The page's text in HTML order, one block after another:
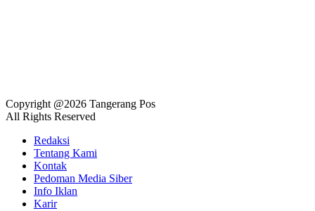
Copyright @2026 Tangerang Pos
All Rights Reserved
Redaksi
Tentang Kami
Kontak
Pedoman Media Siber
Info Iklan
Karir